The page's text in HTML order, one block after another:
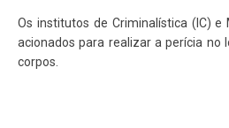
Os institutos de Criminalística (IC) e
acionados para realizar a perícia no
corpos.